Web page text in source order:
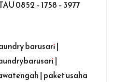
0852 – 1758 – 3977
barusari |
|
| paket usaha